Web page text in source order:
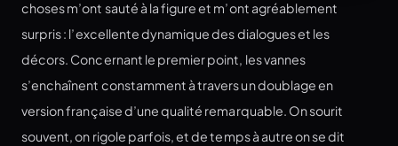
choses m’ont sauté à la figure et m’ont agréablement
surpris : l’excellente dynamique des dialogues et les
décors. Concernant le premier point, les vannes
s’enchaînent constamment à travers un doublage en
version française d’une qualité remarquable. On sourit
souvent, on rigole parfois, et de temps à autre on se dit